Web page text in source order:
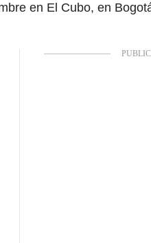
en El Cubo, en